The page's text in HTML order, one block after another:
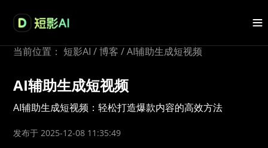
当前位置： 短影AI / 博客 / AI辅助生成短视频
AI辅助生成短视频
AI辅助生成短视频：轻松打造爆款内容的高效方法
发布于 2025-12-08 11:35:49